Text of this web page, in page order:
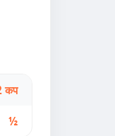
कप
½